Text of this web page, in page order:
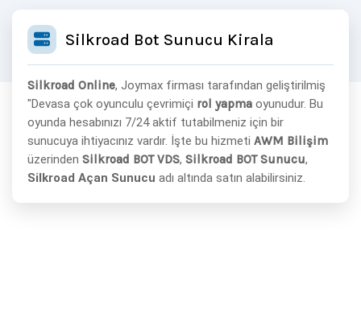
Silkroad Bot Sunucu Kirala
Silkroad Online, Joymax firması tarafından geliştirilmiş
"Devasa çok oyunculu çevrimiçi rol yapma oyunudur. Bu
oyunda hesabınızı 7/24 aktif tutabilmeniz için bir
sunucuya ihtiyacınız vardır. İşte bu hizmeti AWM Bilişim
üzerinden Silkroad BOT VDS, Silkroad BOT Sunucu,
Silkroad Açan Sunucu adı altında satın alabilirsiniz.